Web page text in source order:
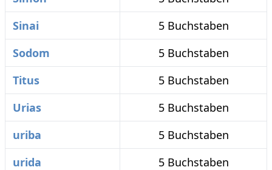
Sinai
5 Buchstaben
Sodom
5 Buchstaben
Titus
5 Buchstaben
Urias
5 Buchstaben
uriba
5 Buchstaben
urida
5 Buchstaben